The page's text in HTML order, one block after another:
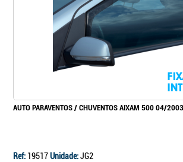
AUTO PARAVENTOS / CHUVENTOS AIXAM 500 04/
Ref: 19517Unidade:JG2